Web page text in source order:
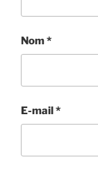
Nom*
E-mail*